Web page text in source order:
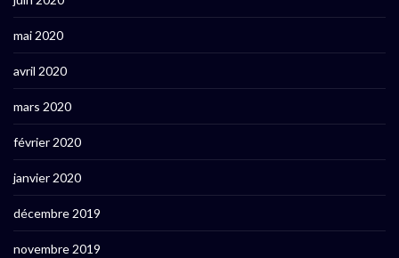
mai 2020
avril 2020
mars 2020
février 2020
janvier 2020
décembre 2019
novembre 2019